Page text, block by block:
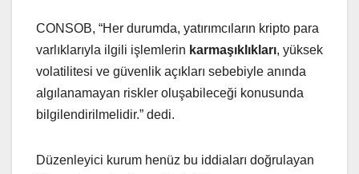
CONSOB, “Her durumda, yatırımcıların kripto para
varlıklarıyla ilgili işlemlerin karmaşıklıkları, yüksek
volatilitesi ve güvenlik açıkları sebebiyle anında
algılanamayan riskler oluşabileceği konusunda
bilgilendirilmelidir.” dedi.
Düzenleyici kurum henüz bu iddiaları doğrulayan